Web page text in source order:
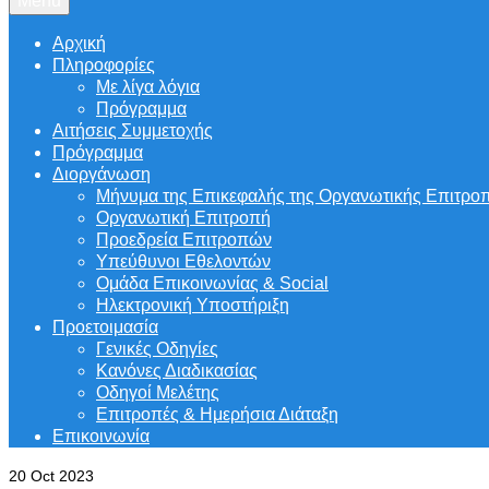
Αρχική
Πληροφορίες
Με λίγα λόγια
Πρόγραμμα
Αιτήσεις Συμμετοχής
Πρόγραμμα
Διοργάνωση
Μήνυμα της Επικεφαλής της Οργανωτικής
Οργανωτική Επιτροπή
Προεδρεία Επιτροπών
Υπεύθυνοι Εθελοντών
Ομάδα Επικοινωνίας & Social
Ηλεκτρονική Υποστήριξη
Προετοιμασία
Γενικές Οδηγίες
Κανόνες Διαδικασίας
Οδηγοί Μελέτης
Επιτροπές & Ημερήσια Διάταξη
Επικοινωνία
20 Oct 2023